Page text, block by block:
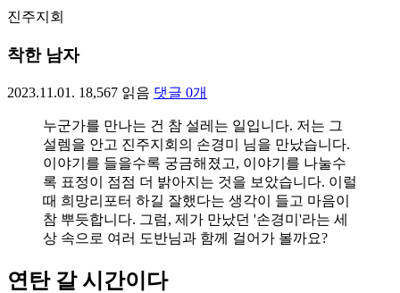
진주지회
착한 남자
2023.11.01. 18,567 읽음 댓글 0개
누군가를 만나는 건 참 설레는 일입니다. 저는 그
설렘을 안고 진주지회의 손경미 님을 만났습니다.
이야기를 들을수록 궁금해졌고, 이야기를 나눌수
록 표정이 점점 더 밝아지는 것을 보았습니다. 이럴
때 희망리포터 하길 잘했다는 생각이 들고 마음이
참 뿌듯합니다. 그럼, 제가 만났던 '손경미'라는 세
상 속으로 여러 도반님과 함께 걸어가 볼까요?
연탄 갈 시간이다